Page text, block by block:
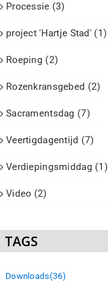
Processie (3)
project 'Hartje Stad' (1)
Roeping (2)
Rozenkransgebed (2)
Sacramentsdag (7)
Veertigdagentijd (7)
Verdiepingsmiddag (1)
Video (2)
TAGS
Downloads(36)